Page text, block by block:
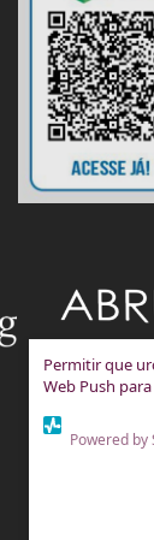
Permitir que
Web Push
Powered by